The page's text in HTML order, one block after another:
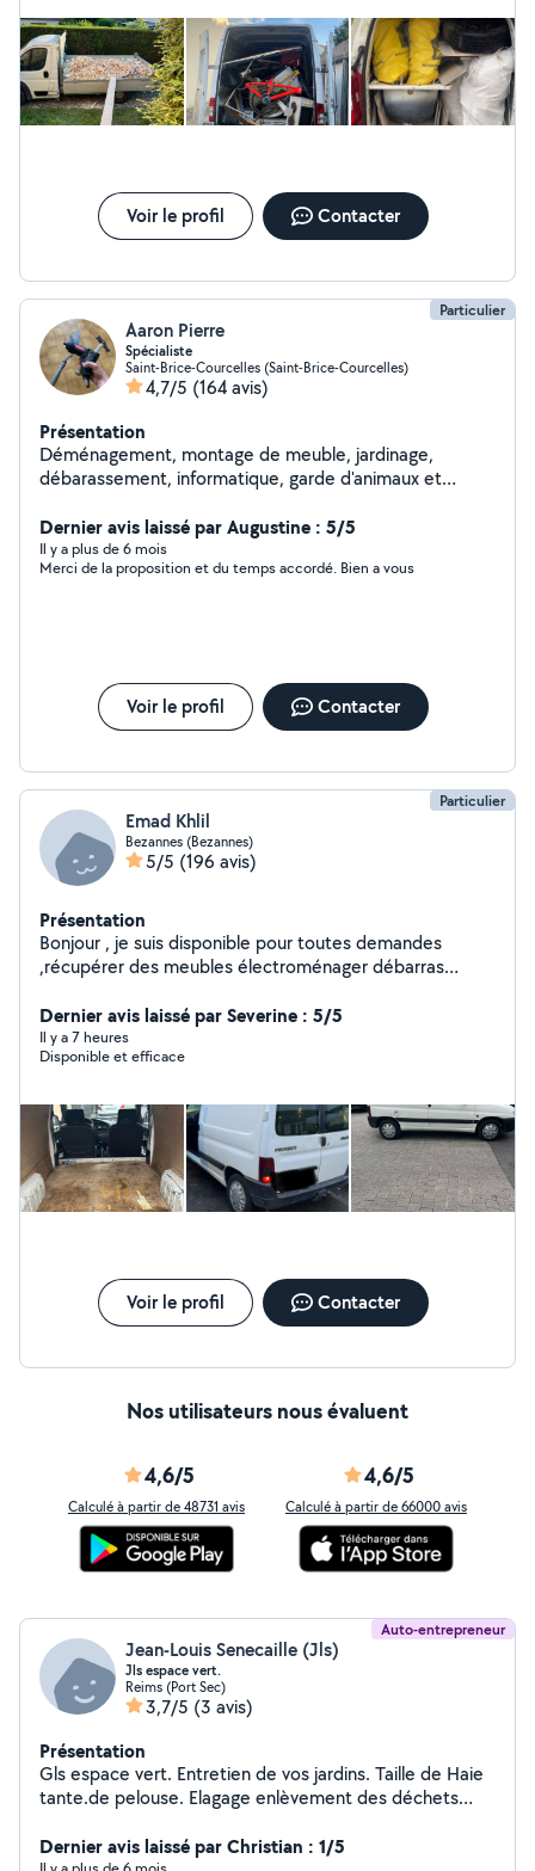
serviable. Travail effectué rapidement et avec beaucoup de
soin. Merci encore pour votre aide, je le recommande sans
hésitation !
Voir le profil Contacter
Particulier
Aaron Pierre
Spécialiste
Saint-Brice-Courcelles (Saint-Brice-Courcelles)
4,7/5 (164 avis)
Présentation
Déménagement, montage de meuble, jardinage,
débarassement, informatique, garde d'animaux et
quelque chose, je sais presque tout faire et même si je
ne sais pas le faire, je trouverai quelqu'un pour vous
aider
Dernier avis laissé par Augustine : 5/5
Il y a plus de 6 mois
Merci de la proposition et du temps accordé. Bien a vous
Voir le profil Contacter
Particulier
Emad Khlil
Bezannes (Bezannes)
5/5 (196 avis)
Présentation
Bonjour , je suis disponible pour toutes demandes
,récupérer des meubles électroménager débarras
Dernier avis laissé par Severine : 5/5
Il y a 7 heures
Disponible et efficace
Voir le profil Contacter
Nos utilisateurs nous évaluent
4,6/5
Calculé à partir de 48731 avis
4,6/5
Calculé à partir de 66000 avis
Auto-entrepreneur
Jean-Louis Senecaille (Jls)
Jls espace vert.
Reims (Port Sec)
3,7/5 (3 avis)
Présentation
Gls espace vert. Entretien de vos jardins. Taille de Haie
tante.de pelouse. Elagage enlèvement des déchets
Dernier avis laissé par Christian : 1/5